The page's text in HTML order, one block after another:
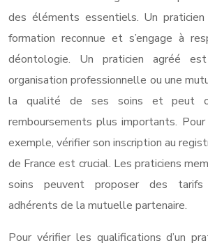
des éléments essentiels. Un
formation reconnue et s’engage à
déontologie. Un praticien agréé
organisation professionnelle ou une
la qualité de ses soins et peut
remboursements plus importants.
exemple, vérifier son inscription au
de France est crucial. Les praticiens
soins peuvent proposer des tarifs
adhérents de la mutuelle partenaire.
Pour vérifier les qualifications d’un